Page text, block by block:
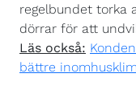
regelbundet torka
dörrar för att
Läs också:
bättre